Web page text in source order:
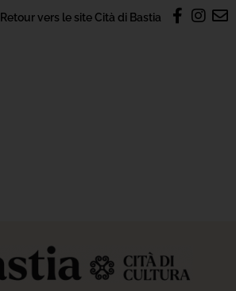
Retour vers le site Cità di Bastia